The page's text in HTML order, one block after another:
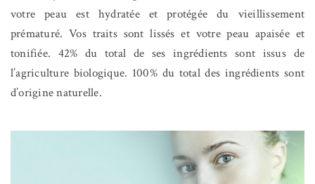
votre peau est hydratée et protégée du vieillissement
prématuré. Vos traits sont lissés et votre peau apaisée et
tonifiée. 42% du total de ses ingrédients sont issus de
l’agriculture biologique. 100% du total des ingrédients sont
d’origine naturelle.